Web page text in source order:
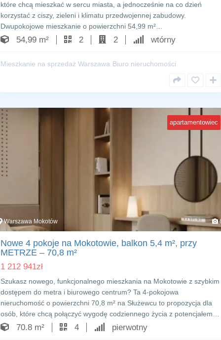
które chcą mieszkać w sercu miasta, a jednocześnie na co dzień
korzystać z ciszy, zieleni i klimatu przedwojennej zabudowy.
Dwupokojowe mieszkanie o powierzchni 54,99 m²…
54,99 m² 2 2 wtórny
Mieszkanie na sprzedaż Warszawa Biuro nieruchomości
apartamentowiec
Warszawa Mokotów
Nowe 4 pokoje na Mokotowie, balkon 5,4 m², przy
METRZE – 70,8 m²
1 212 941zł
Szukasz nowego, funkcjonalnego mieszkania na Mokotowie z szybkim
dostępem do metra i biurowego centrum? Ta 4‑pokojowa
nieruchomość o powierzchni 70,8 m² na Służewcu to propozycja dla
osób, które chcą połączyć wygodę codziennego życia z potencjałem…
70.8 m² 4 pierwotny